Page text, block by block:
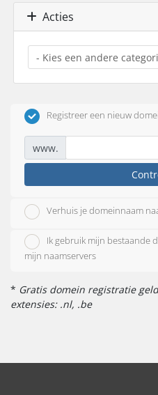
Acties
Registreer een nieuw
www.
Verhuis je domeinnaam
Ik gebruik mijn bestaande
mijn naamservers
* Gratis domein registratie
extensies: .nl, .be